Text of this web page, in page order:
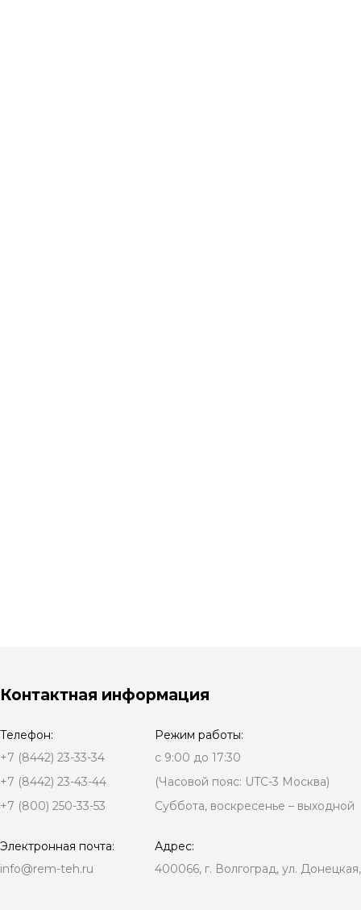
Контактная информация
Телефон:
+7 (8442) 23-33-34
+7 (8442) 23-43-44
+7 (800) 250-33-53
Режим работы:
с 9:00 до 17:30
(Часовой пояс: UTC-3 Москва)
Суббота, воскресенье – выходной
Электронная почта:
info@rem-teh.ru
Адрес:
400066, г. Волгоград, ул.